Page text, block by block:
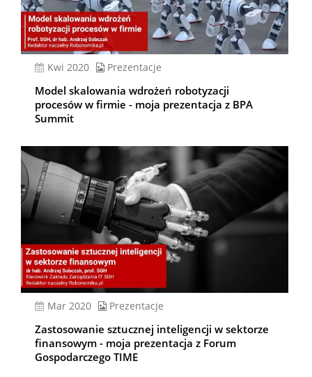
kwi 2020 Prezentacje
Model skalowania wdrożeń robotyzacji
procesów w firmie - moja prezentacja z BPA
Summit
mar 2020 Prezentacje
Zastosowanie sztucznej inteligencji w sektorze
finansowym - moja prezentacja z Forum
Gospodarczego TIME